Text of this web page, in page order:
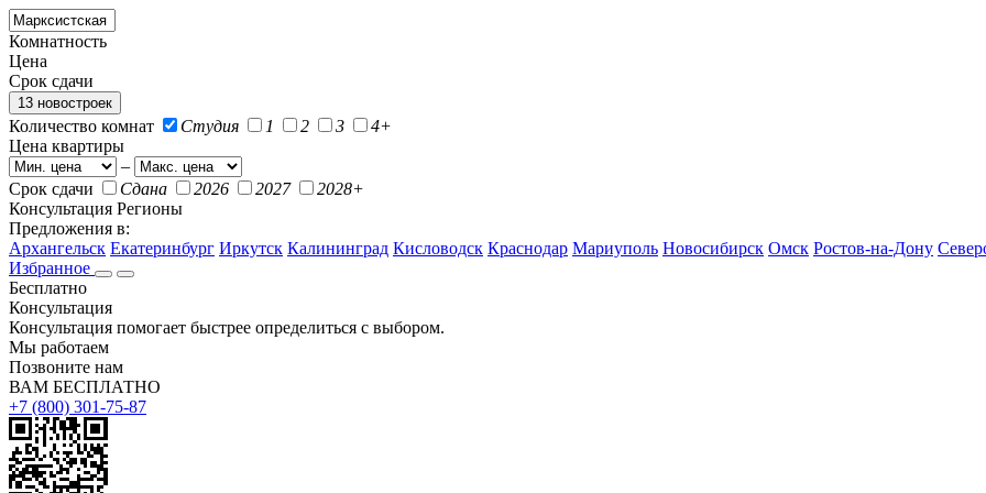
Комнатность
Цена
Срок сдачи
13 новостроек
Количество комнат Студия 1 2 3
4+
Цена квартиры
–
Срок сдачи
Сдана 2026 2027
2028+
Консультация Регионы
Предложения в:
Архангельск Екатеринбург Иркутск Калининград Кисловодск Краснодар Мариуполь Новосибирск Омск Ростов-на-Дону
Избранное
Бесплатно
Консультация
Консультация помогает быстрее определиться с выбором.
Мы работаем
Позвоните нам
ВАМ БЕСПЛАТНО
+7 (800) 301-75-87